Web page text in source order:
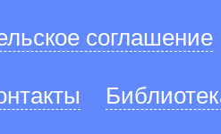
соглашение